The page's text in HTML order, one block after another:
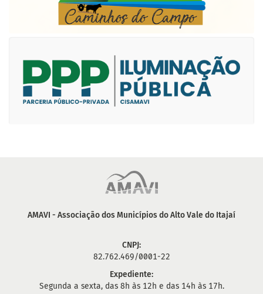
AMAVI - Associação dos Municípios do Alto Vale do Itajaí
CNPJ:
82.762.469/0001-22
Expediente:
Segunda a sexta, das 8h às 12h e das 14h às 17h.